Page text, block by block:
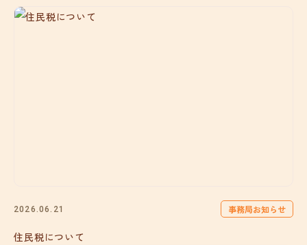
2026.06.21 事務局お知らせ
住民税について